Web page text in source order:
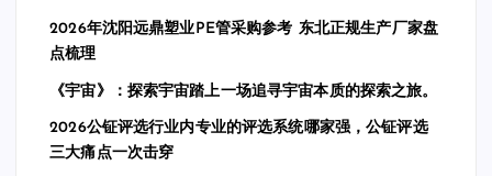
2026年沈阳远鼎塑业PE管采购参考 东北正规生产厂家盘
点梳理
《宇宙》：探索宇宙踏上一场追寻宇宙本质的探索之旅。
2026公钲评选行业内专业的评选系统哪家强，公钲评选
三大痛点一次击穿